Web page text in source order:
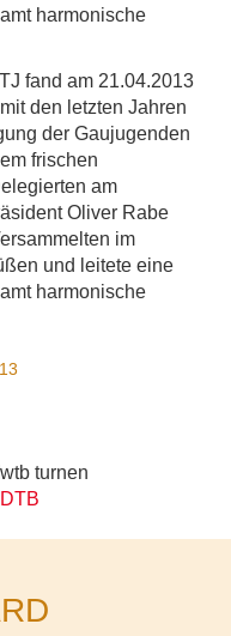
harmonische
fand am 21.04.2013
den letzten Jahren
der Gaujugenden
frischen
am
Oliver Rabe
im
und leitete eine
harmonische